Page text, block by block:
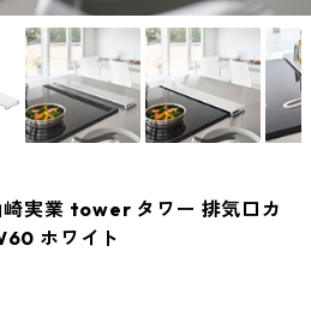
実業 tower タワー 排気口カ
ホワイト